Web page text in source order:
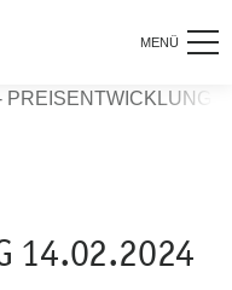
MENÜ
PREISENTWICKLUNG
14.02.2024